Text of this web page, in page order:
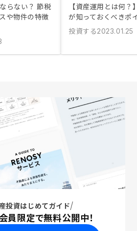
らない？ 節税
や物件の特徴
【資産運用とは何
が知っておくべきポ
投資する2023.01.25
投資はじめてガイド
員限定で無料公開中！